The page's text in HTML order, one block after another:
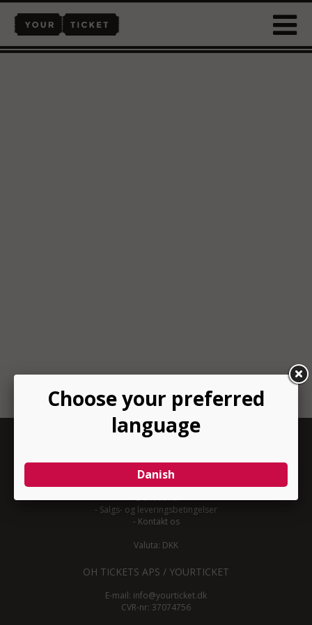
INFORMATION
-Om YourTicket
Bliv arrangør
-Arrangør login
-Donationer
- Salgs- og leveringsbetingelser
- Kontakt os
Valuta: DKK
OH TICKETS APS / YOURTICKET
E-mail: info@yourticket.dk
CVR-nr: 37074756